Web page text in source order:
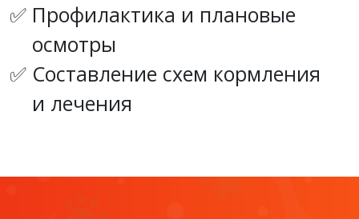
Профилактика и плановые
осмотры
Составление схем кормления
и лечения